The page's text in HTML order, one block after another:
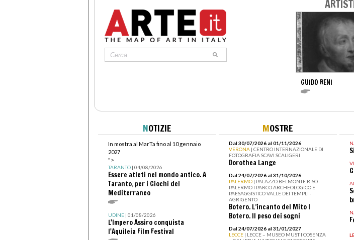
GUIDO RENI
NOTIZIE
In mostra al MarTa fino al 10 gennaio
2027
">
TARANTO| 04/08/2026
Essere atleti nel mondo antico. A
Taranto, per i Giochi del
Mediterraneo
UDINE| 01/08/2026
L'Impero Assiro conquista
l'Aquileia Film Festival
MOSTRE
Dal 30/07/2026 al 01/11/2026
VERONA | CENTRO INTERNAZIONALE DI
FOTOGRAFIA SCAVI SCALIGERI
Dorothea Lange
Dal 24/07/2026 al 31/10/2026
PALERMO | PALAZZO BELMONTE RISO -
PALERMO I PARCO ARCHEOLOGICO E
PAESAGGISTICO VALLE DEI TEMPLI -
AGRIGENTO
Botero. L’incanto del Mito I
Botero. Il peso dei sogni
Dal 24/07/2026 al 31/01/2027
LECCE | LECCE – MUSEO MUST I COSENZA